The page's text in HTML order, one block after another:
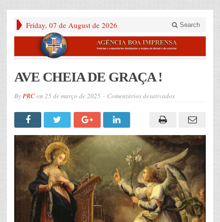
Friday, 07 de August de 2026 Search
AVE CHEIA DE GRAÇA !
ByPRCon 25 de março de 2025 Comentários desativadosem
GRAÇA